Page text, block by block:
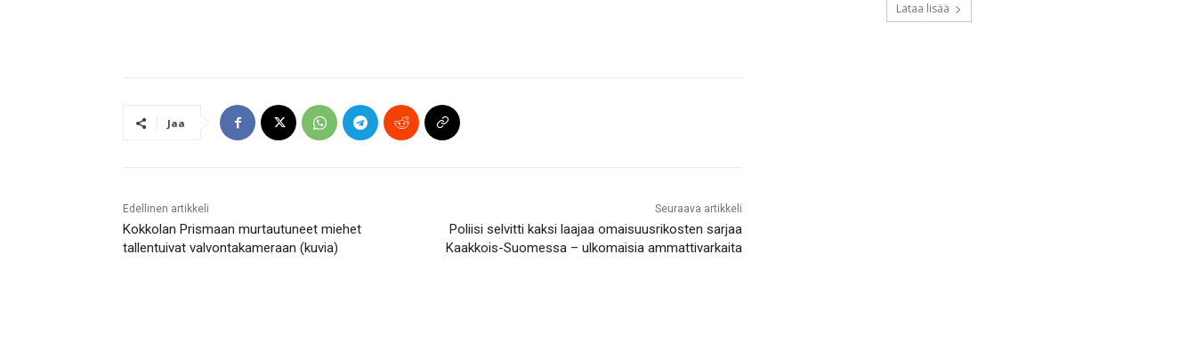
Jaa
Edellinen artikkeli
Kokkolan Prismaan murtautuneet miehet
tallentuivat valvontakameraan (kuvia)
Seuraava artikkeli
Poliisi selvitti kaksi laajaa omaisuusrikosten sarjaa
Kaakkois-Suomessa – ulkomaisia ammattivarkaita
Lataa lisää